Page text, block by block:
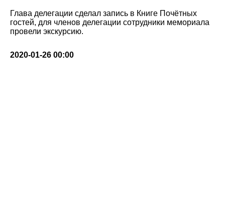
Глава делегации сделал запись в Книге Почётных
гостей, для членов делегации сотрудники мемориала
провели экскурсию.
2020-01-26 00:00